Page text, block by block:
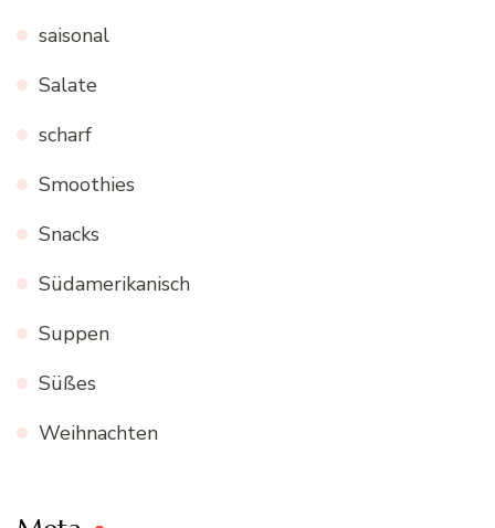
saisonal
Salate
scharf
Smoothies
Snacks
Südamerikanisch
Suppen
Süßes
Weihnachten